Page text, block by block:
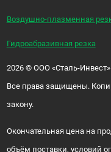
Воздушно-плазменная
Гидроабразивная резка
2026 ©ООО «Сталь-Инвест»
Все права защищены.
закону.
Окончательная цена на
объём поставки, условий